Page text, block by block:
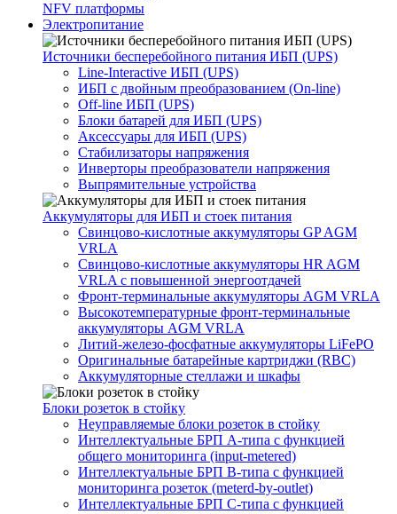
NFV платформы
Электропитание
Источники бесперебойного питания ИБП (UPS)
Line-Interactive ИБП (UPS)
ИБП с двойным преобразованием (On-line)
Off-line ИБП (UPS)
Блоки батарей для ИБП (UPS)
Аксессуары для ИБП (UPS)
Стабилизаторы напряжения
Инверторы преобразователи напряжения
Выпрямительные устройства
Аккумуляторы для ИБП и стоек питания
Свинцово-кислотные аккумуляторы GP AGM
VRLA
Свинцово-кислотные аккумуляторы HR AGM
VRLA с повышенной энергоотдачей
Фронт-терминальные аккумуляторы AGM VRLA
Высокотемпературные фронт-терминальные
аккумуляторы AGM VRLA
Литий-железо-фосфатные аккумуляторы LiFePO
Оригинальные батарейные картриджи (RBC)
Аккумуляторные стеллажи и шкафы
Блоки розеток в стойку
Неуправляемые блоки розеток в стойку
Интеллектуальные БРП А-типа с функцией
общего мониторинга (input-metered)
Интеллектуальные БРП B-типа с функцией
мониторинга розеток (meterd-by-outlet)
Интеллектуальные БРП C-типа с функцией